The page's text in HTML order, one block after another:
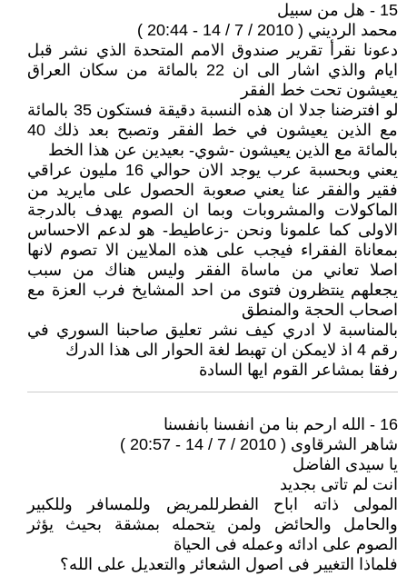
15 - هل من سبيل
محمد الرديني ( 2010 / 7 / 14 - 20:44 )
دعونا نقرأ تقرير صندوق الامم المتحدة الذي نشر قبل
ايام والذي اشار الى ان 22 بالمائة من سكان العراق
يعيشون تحت خط الفقر
لو افترضنا جدلا ان هذه النسبة دقيقة فستكون 35 بالمائة
مع الذين يعيشون في خط الفقر وتصبح بعد ذلك 40
بالمائة مع الذين يعيشون -شوي- بعيدين عن هذا الخط
يعني وبحسبة عرب يوجد الان حوالي 16 مليون عراقي
فقير والفقر عنا يعني صعوبة الحصول على مايريد من
الماكولات والمشروبات وبما ان الصوم يهدف بالدرجة
الاولى كما علمونا ونحن -زعاطيط- هو لدعم الاحساس
بمعاناة الفقراء فيجب على هذه الملايين الا تصوم لانها
اصلا تعاني من ماساة الفقر وليس هناك من سبب
يجعلهم ينتظرون فتوى من احد المشايخ فرب العزة مع
اصحاب الحجة والمنطق
بالمناسبة لا ادري كيف نشر تعليق صاحبنا السوري في
رقم 4 اذ لايمكن ان تهبط لغة الحوار الى هذا الدرك
رفقا بمشاعر القوم ايها السادة
16 - الله ارحم بنا من انفسنا بانفسنا
شاهر الشرقاوى ( 2010 / 7 / 14 - 20:57 )
يا سيدى الفاضل
انت لم تاتى بجديد
المولى ذاته اباح الفطرللمريض وللمسافر وللكبير
والحامل والحائض ولمن يتحمله بمشقة بحيث يؤثر
الصوم على ادائه وعمله فى الحياة
فلماذا التغيير فى اصول الشعائر والتعديل على الله؟